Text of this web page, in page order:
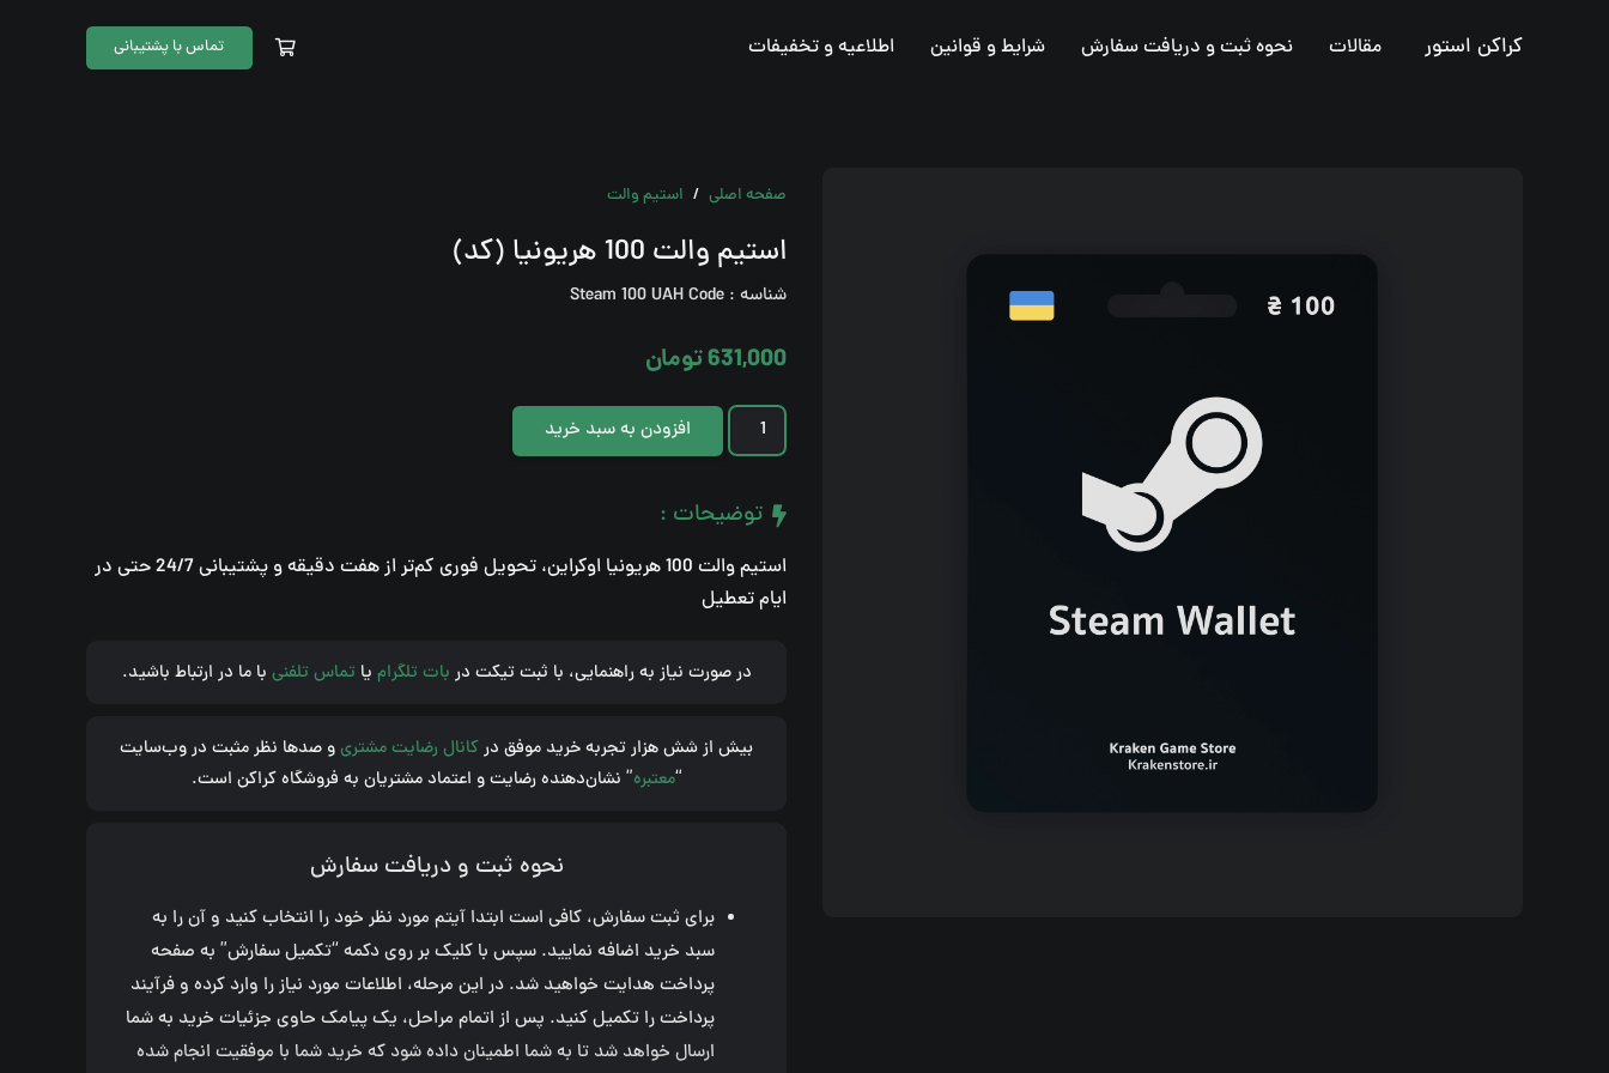
کراکن استور مقالات نحوه ثبت و دریافت سفارش شرایط و قوانین اطلاعیه و تخفیفات تماس با پشتیبانی
صفحه اصلی / استیم والت
استیم والت 100 هریونیا (کد)
شناسه : Steam 100 UAH Code
631,000تومان
استیم
والت
هریونیا
(کد)
عدد
افزودن به سبد خرید
توضیحات :
استیم والت 100 هریونیا اوکراین، تحویل فوری کم‌تر از هفت دقیقه و پشتیبانی 24/7 حتی در
ایام تعطیل
در صورت نیاز به راهنمایی، با ثبت تیکت در بات تلگرام یا تماس تلفنی با ما در ارتباط باشید.
بیش از شش هزار تجربه خرید موفق درکانال رضایت مشتریو صدها نظر مثبت در وب‌سایت
“معتبره” نشان‌دهنده رضایت و اعتماد مشتریان به فروشگاه کراکن است.
نحوه ثبت و دریافت سفارش
برای ثبت سفارش، کافی است ابتدا آیتم مورد نظر خود را انتخاب کنید و آن را به
سبد خرید اضافه نمایید. سپس با کلیک بر روی دکمه “تکمیل سفارش” به صفحه
پرداخت هدایت خواهید شد. در این مرحله، اطلاعات مورد نیاز را وارد کرده و فرآیند
پرداخت را تکمیل کنید. پس از اتمام مراحل، یک پیامک حاوی جزئیات خرید به شما
ارسال خواهد شد تا به شما اطمینان داده شود که خرید شما با موفقیت انجام شده